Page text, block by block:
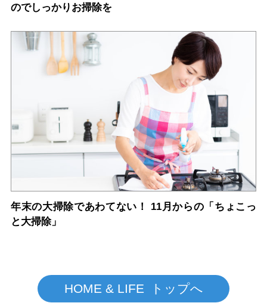
のでしっかりお掃除を
年末の大掃除であわてない！ 11月からの「ちょこっ
と大掃除」
HOME & LIFE トップへ